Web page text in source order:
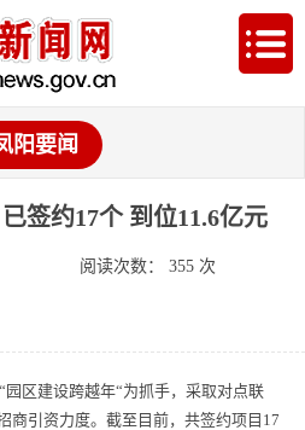
阳要闻
签约17个 到位11.6亿元
阅读次数： 355 次
区建设跨越年“为抓手，采取对点联
商引资力度。截至目前，共签约项目17